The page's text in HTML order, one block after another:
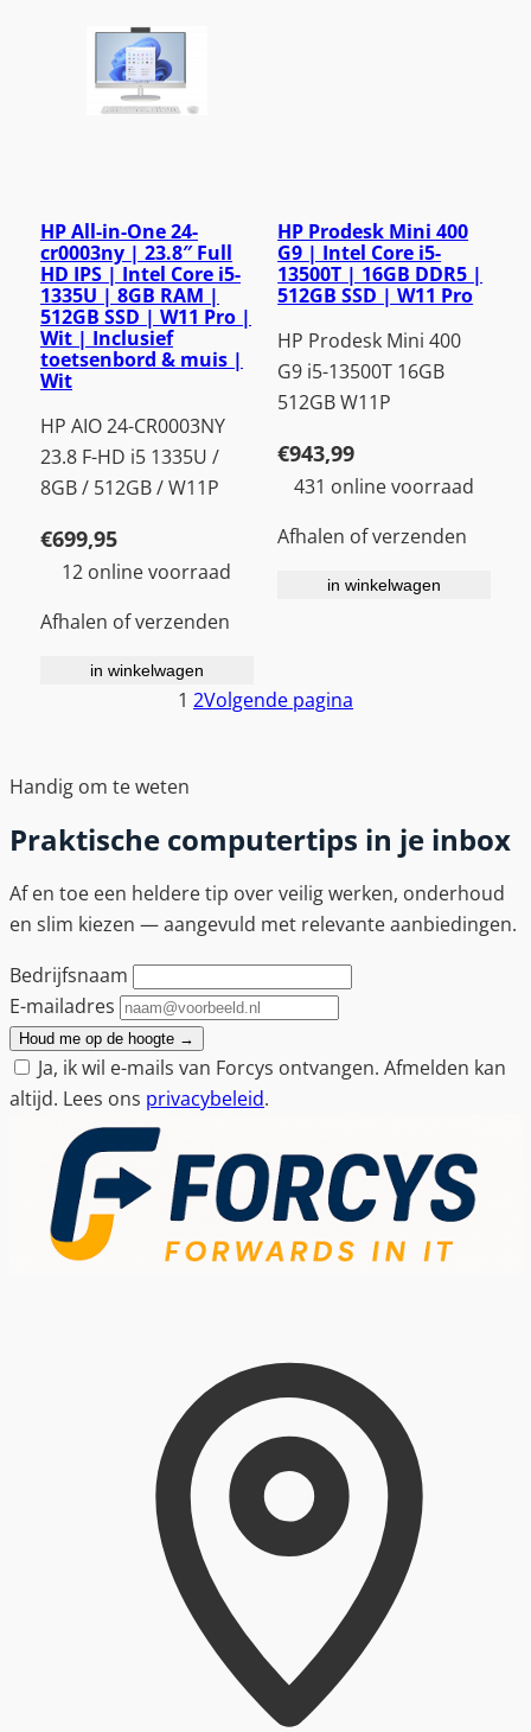
HP All-in-One 24-
cr0003ny | 23.8″ Full
HD IPS | Intel Core i5-
1335U | 8GB RAM |
512GB SSD | W11 Pro |
Wit | Inclusief
toetsenbord & muis |
Wit
HP AIO 24-CR0003NY
23.8 F-HD i5 1335U /
8GB / 512GB / W11P
€699,95
12 online voorraad
Afhalen of verzenden
in winkelwagen
HP Prodesk Mini 400
G9 | Intel Core i5-
13500T | 16GB DDR5 |
512GB SSD | W11 Pro
HP Prodesk Mini 400
G9 i5-13500T 16GB
512GB W11P
€943,99
431 online voorraad
Afhalen of verzenden
in winkelwagen
1 2Volgende pagina
Handig om te weten
Praktische computertips in je inbox
Af en toe een heldere tip over veilig werken, onderhoud
en slim kiezen — aangevuld met relevante aanbiedingen.
Bedrijfsnaam
E-mailadres
Houd me op de hoogte →
Ja, ik wil e-mails van Forcys ontvangen. Afmelden kan
altijd. Lees ons privacybeleid.